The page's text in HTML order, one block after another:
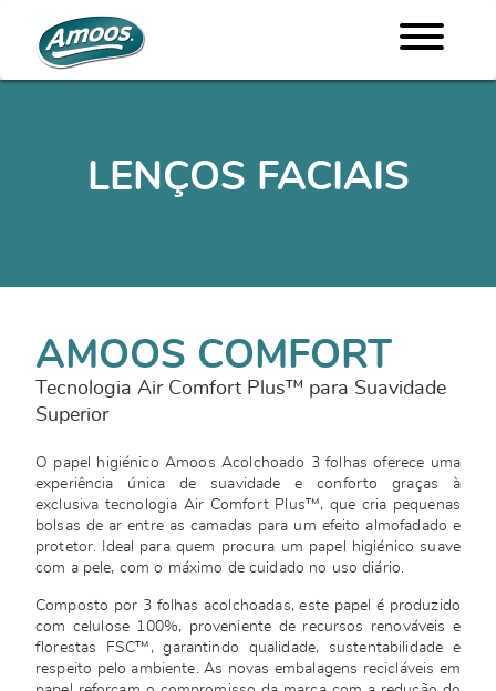
LENÇOS FACIAIS
AMOOS COMFORT
Tecnologia Air Comfort Plus™ para Suavidade
Superior
O papel higiénico Amoos Acolchoado 3 folhas oferece uma
experiência única de suavidade e conforto graças à
exclusiva tecnologia Air Comfort Plus™, que cria pequenas
bolsas de ar entre as camadas para um efeito almofadado e
protetor. Ideal para quem procura um papel higiénico suave
com a pele, com o máximo de cuidado no uso diário.
Composto por 3 folhas acolchoadas, este papel é produzido
com celulose 100%, proveniente de recursos renováveis e
florestas FSC™, garantindo qualidade, sustentabilidade e
respeito pelo ambiente. As novas embalagens recicláveis em